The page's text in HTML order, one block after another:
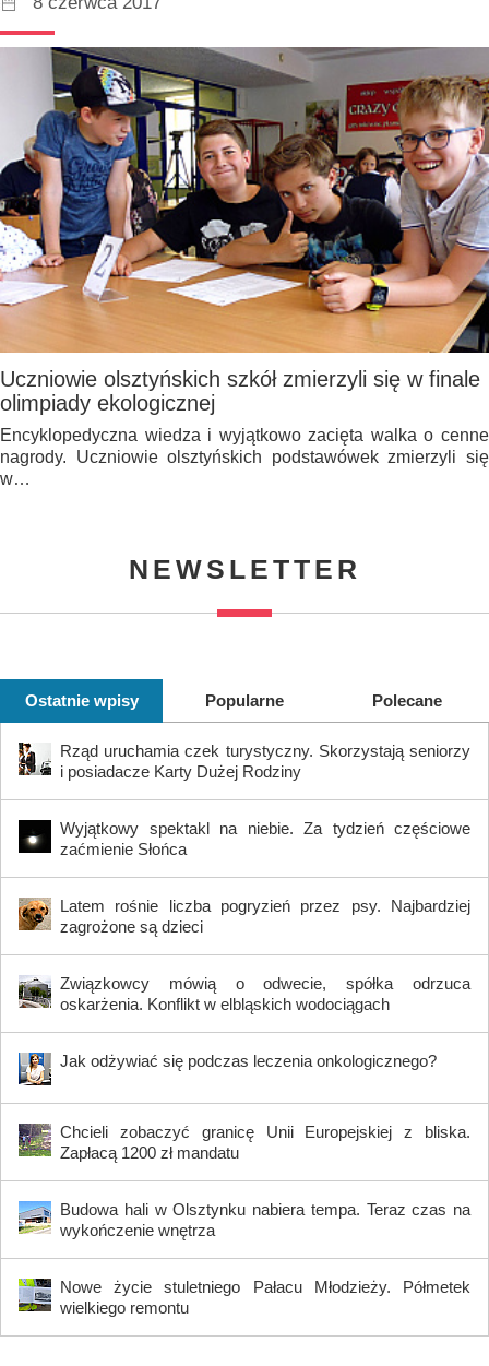
Uczniowie olsztyńskich szkół zmierzyli się w finale
olimpiady ekologicznej
Encyklopedyczna wiedza i wyjątkowo zacięta walka o cenne
nagrody. Uczniowie olsztyńskich podstawówek zmierzyli się
w…
NEWSLETTER
Ostatnie wpisy Popularne Polecane
Rząd uruchamia czek turystyczny. Skorzystają seniorzy
i posiadacze Karty Dużej Rodziny
Wyjątkowy spektakl na niebie. Za tydzień częściowe
zaćmienie Słońca
Latem rośnie liczba pogryzień przez psy. Najbardziej
zagrożone są dzieci
Związkowcy mówią o odwecie, spółka odrzuca
oskarżenia. Konflikt w elbląskich wodociągach
Jak odżywiać się podczas leczenia onkologicznego?
Chcieli zobaczyć granicę Unii Europejskiej z bliska.
Zapłacą 1200 zł mandatu
Budowa hali w Olsztynku nabiera tempa. Teraz czas na
wykończenie wnętrza
Nowe życie stuletniego Pałacu Młodzieży. Półmetek
wielkiego remontu